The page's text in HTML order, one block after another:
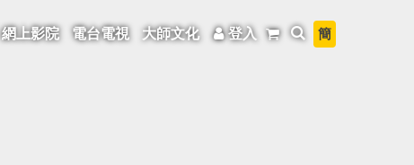
網上影院 電台電視 大師文化 登入 簡